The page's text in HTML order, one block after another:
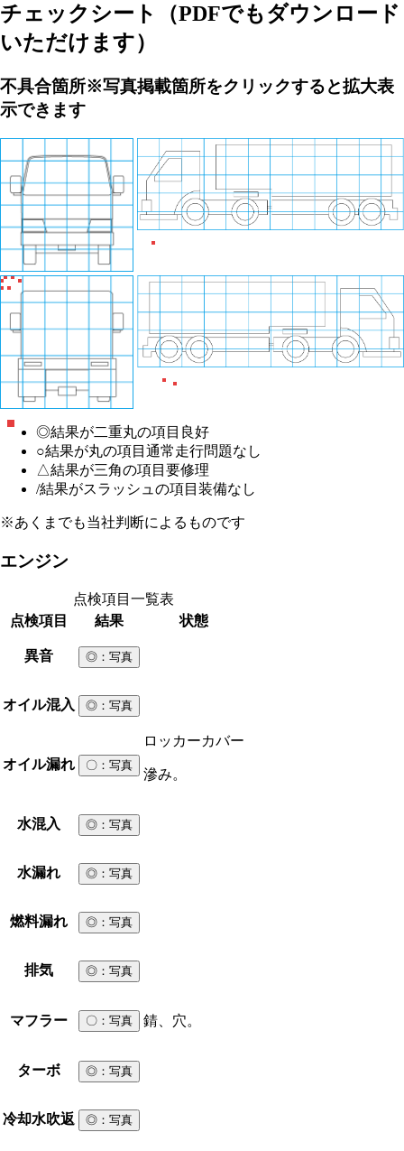
チェックシート
（PDFでもダウンロード
いただけます）
不具合箇所※写真掲載箇所をクリックすると拡大表
示できます
◎結果が二重丸の項目 良好
○結果が丸の項目 通常走行問題なし
△結果が三角の項目 要修理
/結果がスラッシュの項目 装備なし
※あくまでも当社判断によるものです
エンジン
点検項目一覧表
点検項目
結果 状態
異音 ◎ ：写真
オイル混入 ◎ ：写真
オイル漏れ 〇 ：写真
ロッカーカバー
滲み。
水混入 ◎ ：写真
水漏れ ◎ ：写真
燃料漏れ ◎ ：写真
排気 ◎ ：写真
マフラー 〇 ：写真 錆、穴。
ターボ ◎ ：写真
冷却水吹返 ◎ ：写真